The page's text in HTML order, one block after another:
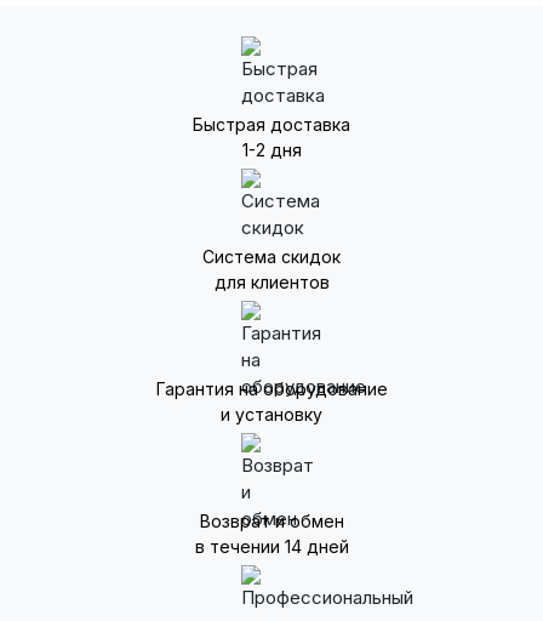
Быстрая доставка
1-2 дня
Система скидок
для клиентов
Гарантия на оборудование
и установку
Возврат и обмен
в течении 14 дней